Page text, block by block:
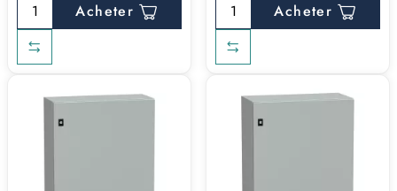
Acheter Acheter